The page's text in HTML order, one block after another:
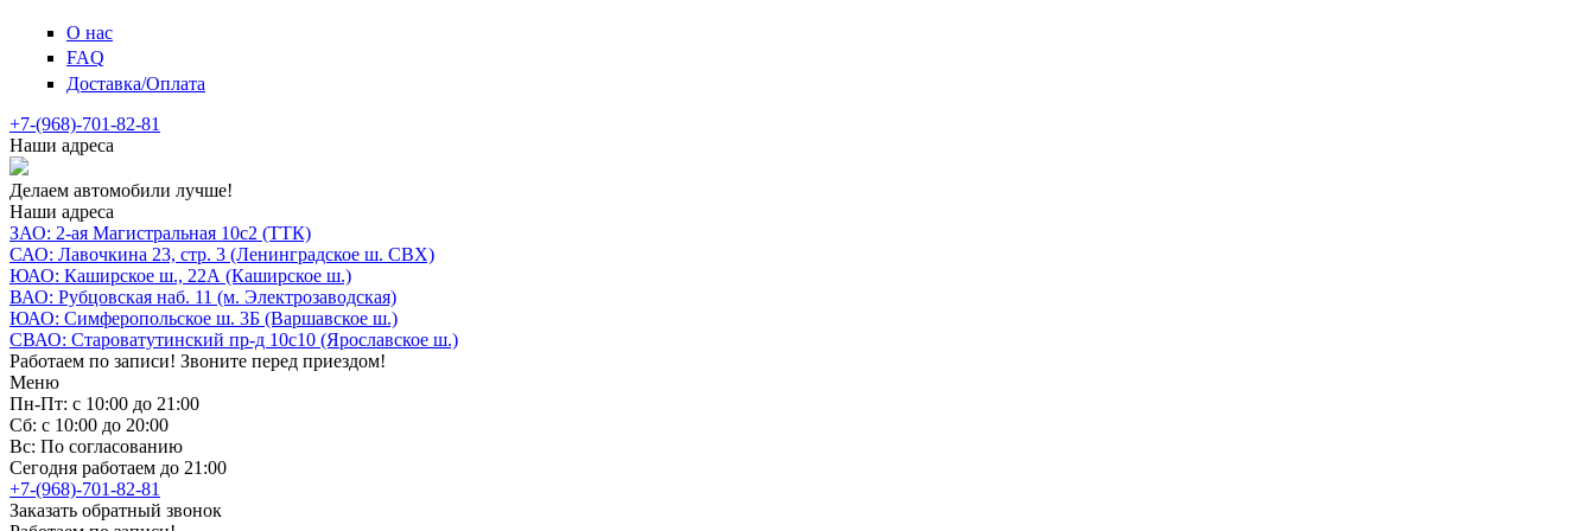
О нас
FAQ
Доставка/Оплата
+7-(968)-701-82-81
Наши адреса
Делаем автомобили лучше!
Наши адреса
ЗАО: 2-ая Магистральная 10с2 (ТТК)
САО: Лавочкина 23, стр. 3 (Ленинградское ш. СВХ)
ЮАО: Каширское ш., 22А (Каширское ш.)
ВАО: Рубцовская наб. 11 (м. Электрозаводская)
ЮАО: Симферопольское ш. 3Б (Варшавское ш.)
СВАО: Староватутинский пр-д 10с10 (Ярославское ш.)
Работаем по записи! Звоните перед приездом!
Меню
Пн-Пт: с 10:00 до 21:00
Сб: с 10:00 до 20:00
Вс: По согласованию
Сегодня работаем до 21:00
+7-(968)-701-82-81
Заказать обратный звонок